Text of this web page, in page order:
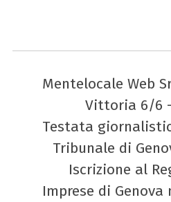
Mentelocale Web
Vittoria 6/6
Testata
Tribunale di
Iscrizione al
Imprese di Genova